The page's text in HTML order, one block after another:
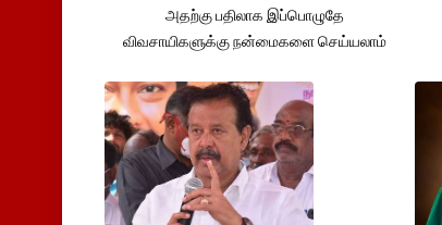
அதற்கு பதிலாக இப்பொழுதே
விவசாயிகளுக்கு நன்மைகளை செய்யலாம்